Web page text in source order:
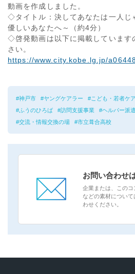
動画を作成しました。
◇タイトル：決してあなたは一人
優しいあなたへ～（約4分）
◇啓発動画は以下に掲載しています
さい。
https://www.city.kobe.lg.jp/
神戸市 ヤングケアラー こども・若者ケ
ふうのひろば
訪問支援事業 ヘルパー派遣
交流・情報交換の場
市立葺合高校
お問い合わせ
企業または、この
などの素材につい
わせください。